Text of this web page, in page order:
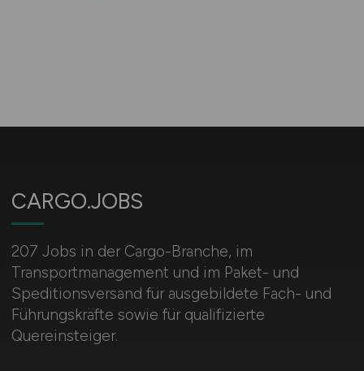
CARGO.JOBS
207 Jobs in der Cargo-Branche, im
Transportmanagement und im Paket- und
Speditionsversand für ausgebildete Fach- und
Führungskräfte sowie für qualifizierte
Quereinsteiger.